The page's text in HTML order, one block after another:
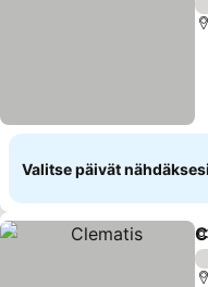
Valitse päivät